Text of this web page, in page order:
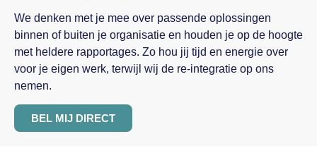
We denken met je mee over passende oplossingen
binnen of buiten je organisatie en houden je op de hoogte
met heldere rapportages. Zo hou jij tijd en energie over
voor je eigen werk, terwijl wij de re-integratie op ons
nemen.
BEL MIJ DIRECT